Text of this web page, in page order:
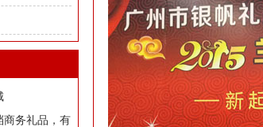
商务礼品，有